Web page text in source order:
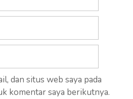
dan situs web saya pada
komentar saya berikutnya.